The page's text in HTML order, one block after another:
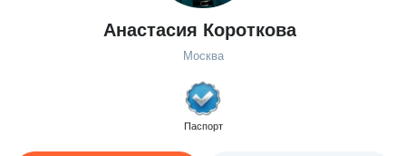
Анастасия Короткова
Москва
Паспорт